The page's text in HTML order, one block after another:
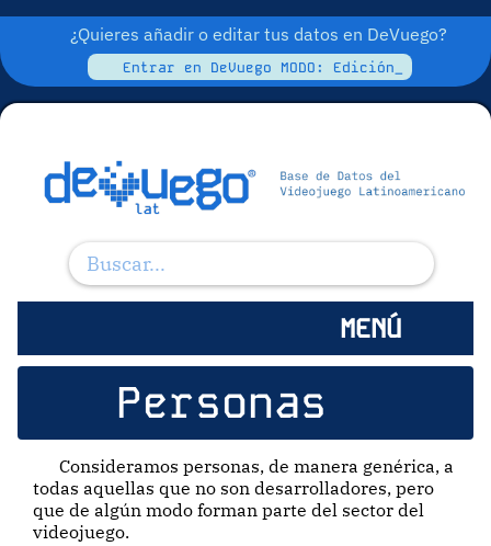
¿Quieres añadir o editar tus datos en DeVuego?
Entrar en DeVuego MODO: Edición_
MENÚ
Personas
Consideramos personas, de manera genérica, a
todas aquellas que no son desarrolladores, pero
que de algún modo forman parte del sector del
videojuego.